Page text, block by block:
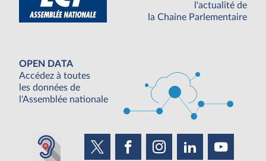
l'actualité de
la Chaine Parlementaire
OPEN DATA
Accédez à toutes
les données de
l'Assemblée nationale